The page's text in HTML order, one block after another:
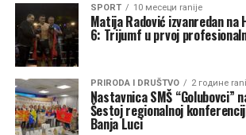
SPORT 10 месеци ranije
Matija Radović izvanredan
6: Trijumf u prvoj
PRIRODA I DRUŠTVO 2 године
Nastavnica SMŠ “Golubovci”
Šestoj regionalnoj
Banja Luci